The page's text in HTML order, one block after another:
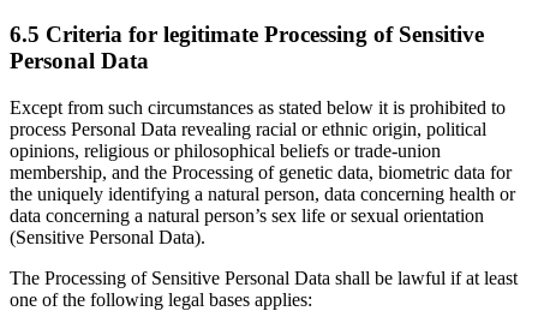
6.5 Criteria for legitimate Processing of Sensitive
Personal Data
Except from such circumstances as stated below it is prohibited to
process Personal Data revealing racial or ethnic origin, political
opinions, religious or philosophical beliefs or trade-union
membership, and the Processing of genetic data, biometric data for
the uniquely identifying a natural person, data concerning health or
data concerning a natural person’s sex life or sexual orientation
(Sensitive Personal Data).
The Processing of Sensitive Personal Data shall be lawful if at least
one of the following legal bases applies: